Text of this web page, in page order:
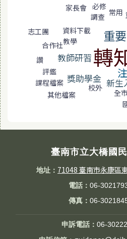
家長會 必修
調查 常用
志工團
資料下載
教學
重要
合作社
教師研習 轉
讚
評鑑
課程檔案 獎助學金
校外 新生
其他檔案 全
臺南市立大橋國
地址： 71048 臺南市永康區
電話：06-
傳真：06-
申訴電話：06-